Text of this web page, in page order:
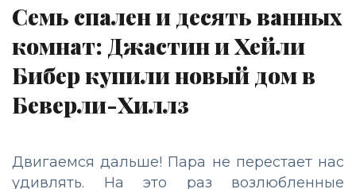
Семь спален и десять ванных
комнат: Джастин и Хейли
Бибер купили новый дом в
Беверли-Хиллз
Двигаемся дальше! Пара не перестает нас
удивлять. На это раз возлюбленные